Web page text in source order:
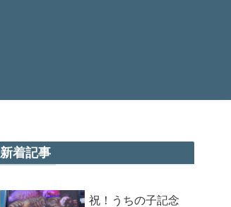
新着記事
祝！うちの子記念